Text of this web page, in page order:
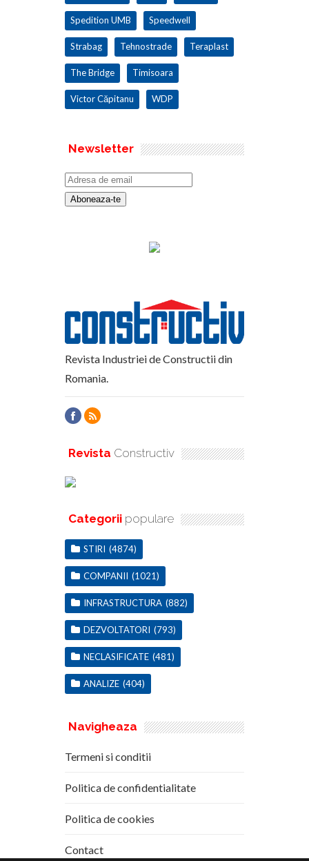
Spedition UMB Speedwell
Strabag Tehnostrade Teraplast
The Bridge Timisoara
Victor Căpitanu WDP
Newsletter
Revista Industriei de Constructii din
Romania.
Revista Constructiv
Categorii populare
STIRI (4874)
COMPANII (1021)
INFRASTRUCTURA (882)
DEZVOLTATORI (793)
NECLASIFICATE (481)
ANALIZE (404)
Navigheaza
Termeni si conditii
Politica de confidentialitate
Politica de cookies
Contact